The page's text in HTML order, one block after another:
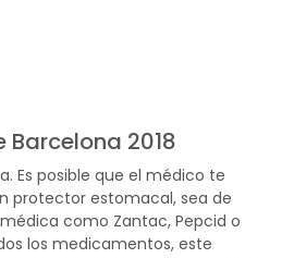
Barcelona 2018
Es posible que el médico te
protector estomacal, sea de
como Zantac, Pepcid o
los medicamentos, este